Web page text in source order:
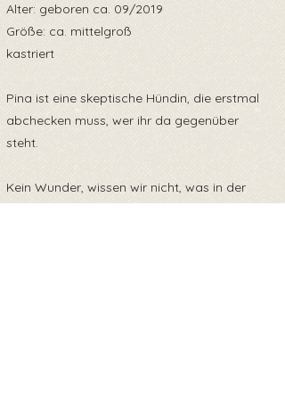
Alter: geboren ca. 09/2019
Größe: ca. mittelgroß
kastriert
Pina ist eine skeptische Hündin, die erstmal
abchecken muss, wer ihr da gegenüber
steht.
Kein Wunder, wissen wir nicht, was in der